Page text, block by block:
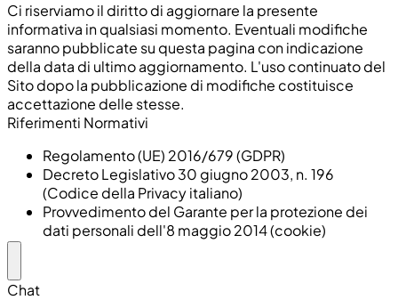
Ci riserviamo il diritto di aggiornare la presente
informativa in qualsiasi momento. Eventuali modifiche
saranno pubblicate su questa pagina con indicazione
della data di ultimo aggiornamento. L'uso continuato del
Sito dopo la pubblicazione di modifiche costituisce
accettazione delle stesse.
Riferimenti Normativi
Regolamento (UE) 2016/679 (GDPR)
Decreto Legislativo 30 giugno 2003, n. 196
(Codice della Privacy italiano)
Provvedimento del Garante per la protezione dei
dati personali dell'8 maggio 2014 (cookie)
Chat